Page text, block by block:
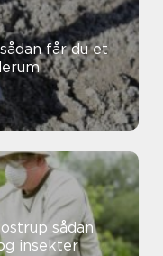
sådan
insekter